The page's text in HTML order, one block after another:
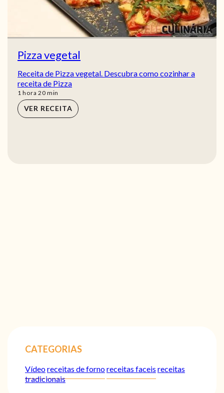
Pizza vegetal
Receita de Pizza vegetal. Descubra como cozinhar a
receita de Pizza
1 hora
hora 20min
min
VER RECEITA
CATEGORIAS
Vídeoreceitas de fornoreceitas faceis receitas
tradicionais